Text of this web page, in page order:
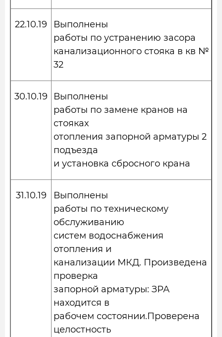
22.10.19
Выполнены
работы по устранению засора
канализационного стояка в кв №
32
30.10.19
Выполнены
работы по замене кранов на
стояках
отопления запорной арматуры 2
подъезда
и установка сбросного крана
31.10.19
Выполнены
работы по техническому
обслуживанию
систем водоснабжения
отопления и
канализации МКД. Произведена
проверка
запорной арматуры: ЗРА
находится в
рабочем состоянии.Проверена
целостность